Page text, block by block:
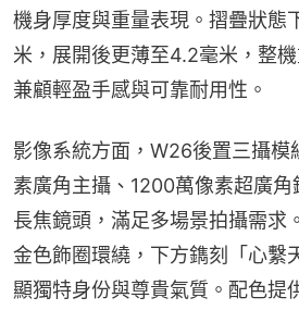
機身厚度與重量表現。摺疊狀態
米，展開後更薄至4.2毫米，整
兼顧輕盈手感與可靠耐用性。
影像系統方面，W26後置三攝模
素廣角主攝、1200萬像素超廣
長焦鏡頭，滿足多場景拍攝需求
金色飾圈環繞，下方鐫刻「心繫
顯獨特身份與尊貴氣質。配色提